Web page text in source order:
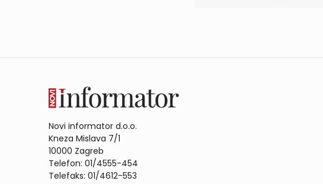
Novi informator d.o.o.
Kneza Mislava 7/1
10000 Zagreb
Telefon: 01/4555-454
Telefaks: 01/4612-553